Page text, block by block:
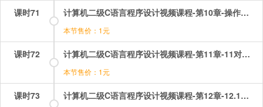
课时71 计算机二级C语言程序设计视频课程-第10章-操作：字符串选择题讲解.mp4
本节售价：1元
课时72 计算机二级C语言程序设计视频课程-第11章-11对函数的进一步讨论.mp4
本节售价：1元
课时73 计算机二级C语言程序设计视频课程-第12章-12.1局部变量、全局变量和存储分类.mp4